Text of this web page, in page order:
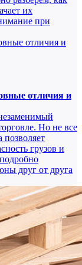
их
при
отличия и
Но не все
грузов и
друг от друга